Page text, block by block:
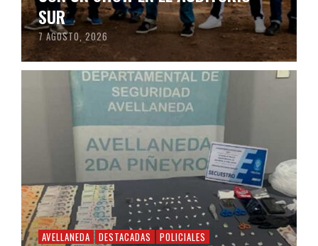
SUR
7 AGOSTO, 2026
AVELLANEDA DESTACADAS POLICIALES